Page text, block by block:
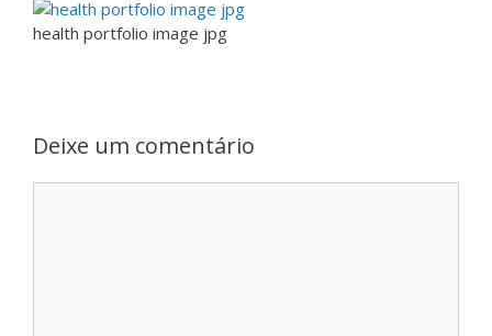
health portfolio image jpg
Deixe um comentário